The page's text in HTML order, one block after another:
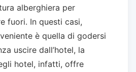
alberghiera per
fuori. In questi casi,
è quella di godersi
uscire dall’hotel, la
hotel, infatti, offre